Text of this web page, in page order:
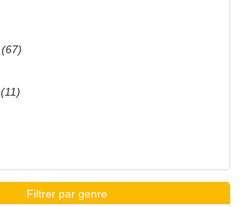
(67)
(11)
Filtrer par genre